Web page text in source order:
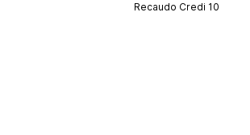
Recaudo Credi 10